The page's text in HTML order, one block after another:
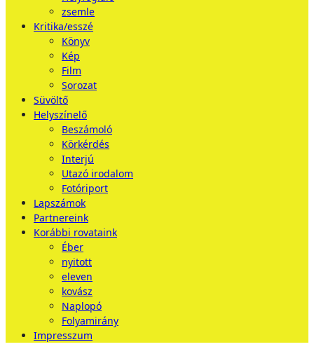
zsemle
Kritika/esszé
Könyv
Kép
Film
Sorozat
Süvöltő
Helyszínelő
Beszámoló
Körkérdés
Interjú
Utazó irodalom
Fotóriport
Lapszámok
Partnereink
Korábbi rovataink
Éber
nyitott
eleven
kovász
Naplopó
Folyamirány
Impresszum